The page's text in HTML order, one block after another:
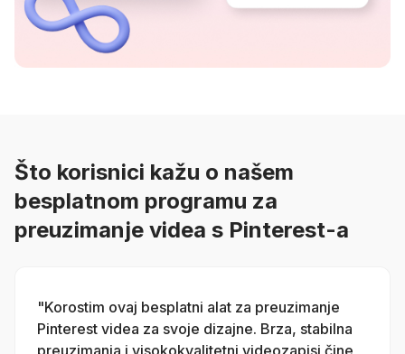
Što korisnici kažu o našem
besplatnom programu za
preuzimanje videa s Pinterest-a
"Korostim ovaj besplatni alat za preuzimanje
Pinterest videa za svoje dizajne. Brza, stabilna